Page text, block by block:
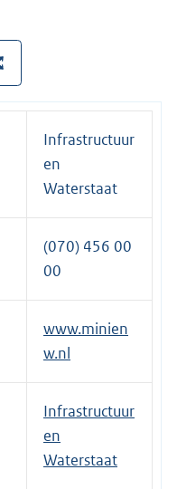
Infrastructuur
en
Waterstaat
(070) 456 00
00
www.minien
w.nl
Infrastructuur
en
Waterstaat